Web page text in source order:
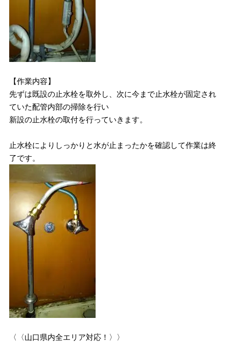
【作業内容】
先ずは既設の止水栓を取外し、次に今まで止水栓が固定され
ていた配管内部の掃除を行い
新設の止水栓の取付を行っていきます。
止水栓によりしっかりと水が止まったかを確認して作業は終
了です。
〈〈山口県内全エリア対応！〉〉